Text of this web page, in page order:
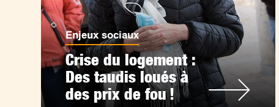
Enjeux sociaux
Crise du logement :
Des taudis loués à
des prix de fou !